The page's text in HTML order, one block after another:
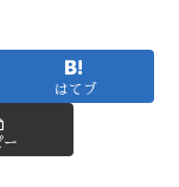
はてブ
ー